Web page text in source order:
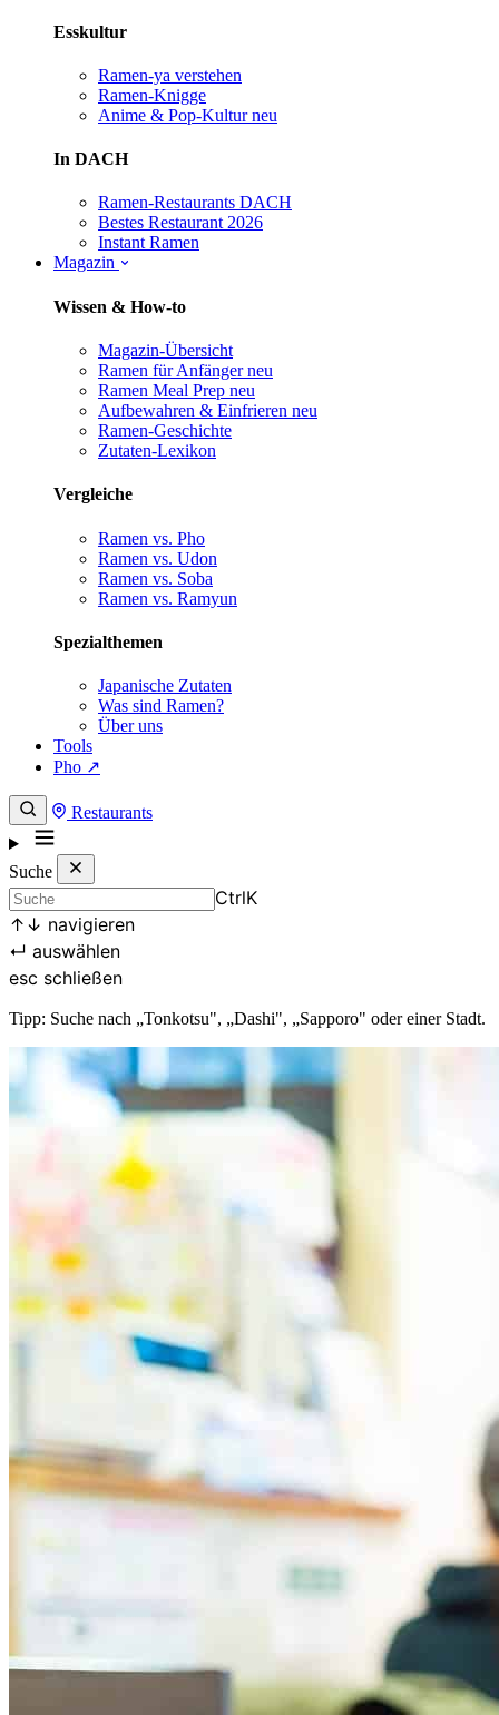
Esskultur
Ramen-ya verstehen
Ramen-Knigge
Anime & Pop-Kultur neu
In DACH
Ramen-Restaurants DACH
Bestes Restaurant 2026
Instant Ramen
Magazin
Wissen & How-to
Magazin-Übersicht
Ramen für Anfänger neu
Ramen Meal Prep neu
Aufbewahren & Einfrieren neu
Ramen-Geschichte
Zutaten-Lexikon
Vergleiche
Ramen vs. Pho
Ramen vs. Udon
Ramen vs. Soba
Ramen vs. Ramyun
Spezialthemen
Japanische Zutaten
Was sind Ramen?
Über uns
Tools
Pho ↗
Restaurants
Suche
CtrlK
↑ ↓ navigieren
↵ auswählen
esc schließen
Tipp: Suche nach „Tonkotsu", „Dashi", „Sapporo" oder einer Stadt.